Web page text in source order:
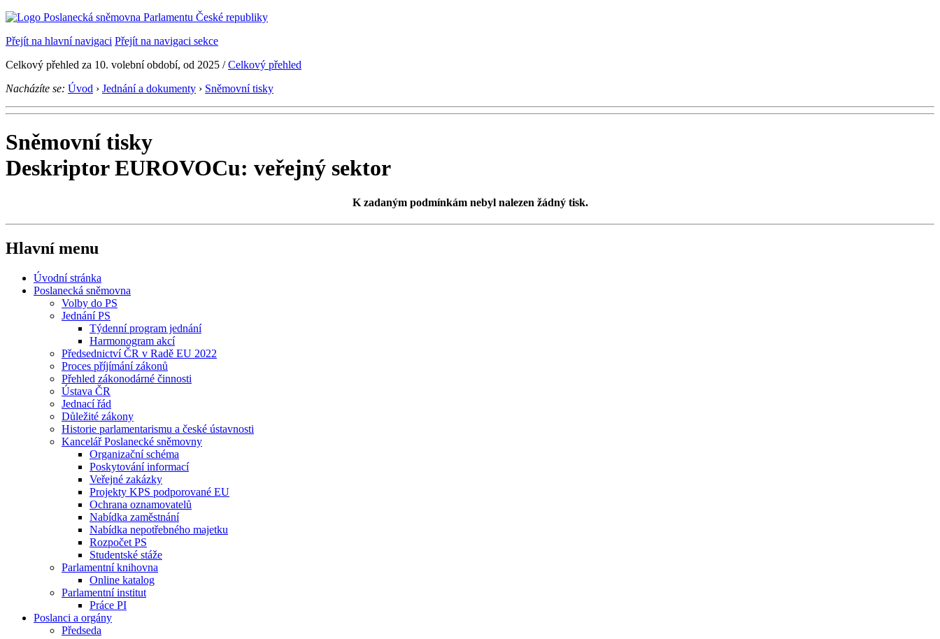
Přejít na hlavní navigaci Přejít na navigaci sekce
Celkový přehled za 10. volební období, od 2025 /Celkový přehled
Nacházíte se: Úvod › Jednání a dokumenty › Sněmovní tisky
Sněmovní tisky
Deskriptor EUROVOCu: veřejný sektor
K zadaným podmínkám nebyl nalezen žádný tisk.
Hlavní menu
Úvodní stránka
Poslanecká sněmovna
Volby do PS
Jednání PS
Týdenní program jednání
Harmonogram akcí
Předsednictví ČR v Radě EU 2022
Proces příjímání zákonů
Přehled zákonodárné činnosti
Ústava ČR
Jednací řád
Důležité zákony
Historie parlamentarismu a české ústavnosti
Kancelář Poslanecké sněmovny
Organizační schéma
Poskytování informací
Veřejné zakázky
Projekty KPS podporované EU
Ochrana oznamovatelů
Nabídka zaměstnání
Nabídka nepotřebného majetku
Rozpočet PS
Studentské stáže
Parlamentní knihovna
Online katalog
Parlamentní institut
Práce PI
Poslanci a orgány
Předseda